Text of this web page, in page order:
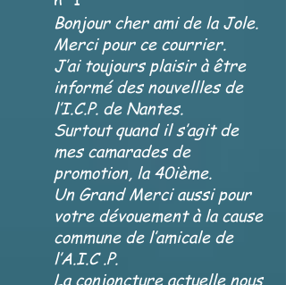
Bonjour cher ami de la Jole.
Merci pour ce courrier.
J’ai toujours plaisir à être
informé des nouvellles de
l’I.C.P. de Nantes.
Surtout quand il s’agit de
mes camarades de
promotion, la 40ième.
Un Grand Merci aussi pour
votre dévouement à la cause
commune de l’amicale de
l’A.I.C .P.
La conjoncture actuelle nous